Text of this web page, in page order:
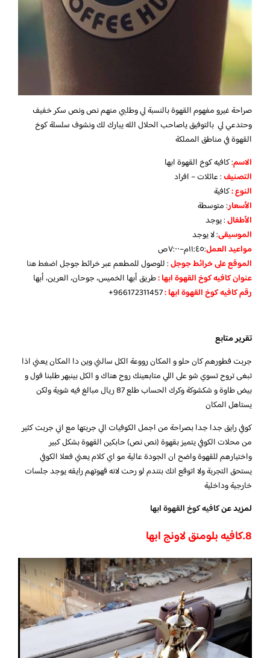
صراحة غيرو مفهوم القهوة بالنسبة لي وطلبي منهم نص ونص سكر خفيف
وحتدعي لي بالتوفيق ياصاحب الحلال الله يبارك لك ونشوف سلسلة كوخ
القهوة في مناطق المملكة
الاسم: كافيه كوخ القهوة ابها
التصنيف: عائلات – افراد
النوع :كافية
الأسعار:متوسطة
الأطفال:يوجد
الموسيقى:لا يوجد
مواعيد العمل:١١:٤٥م–٧:٠٠ص
الموقع على خرائط جوجل: للوصول للمطعم عبر خرائط جوجلاضغط هنا
عنوان كافيه كوخ القهوة ابها :طريق أبها الخميس، جوحان، العرين، أبها
رقم كافيه كوخ القهوة ابها :966172311457+
تقرير متابع
جربت فطورهم كان حلو و المكان رووعة الكل سالني وين دا المكان يعني اذا
تبغى تروح تسوي شو على اللي متابعينك روح هناك و الكل بينبهر طلبنا فول و
بيض طاوة و شكشوكة وكرك الحساب طلع 87 ريال مبالغ فيه شوية ولكن
يستاهل المكان
كوفي رايق جدا جدا بصراحة من اجمل الكوفيات الي جربتها مع اني جربت كثير
من محلات الكوفي يتميز بقهوة (نص نص) حابكين القهوة بشكل كبير
واختيارهم للقهوة واضح ان الجودة عالية مو اي كلام يعني فعلا الكوفي
يستحق التجربة ولا اتوقع انك بتندم لو رحت لانه قهوتهم رايقه يوجد جلسات
خارجية وداخلية
لمزيد عنكافيه كوخ القهوة ابها
8.كافيه بلومنق لاونج ابها